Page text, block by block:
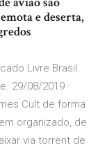
e deserta,
Livre Brasil.
29/08/2019 ·
Cult de forma
organizado, de
via torrent de